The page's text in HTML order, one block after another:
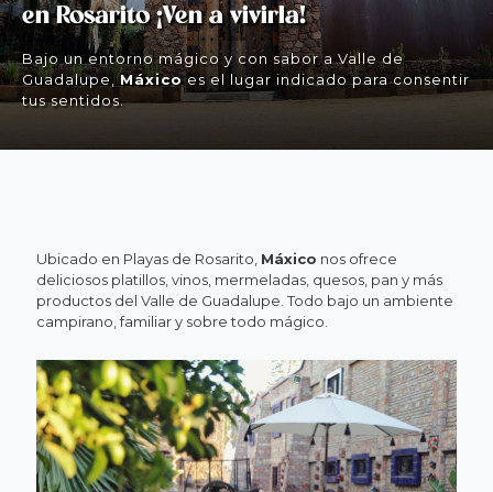
en Rosarito ¡Ven a vivirla!
Bajo un entorno mágico y con sabor a Valle de
Guadalupe,Máxicoes el lugar indicado para consentir
tus sentidos.
Ubicado en Playas de Rosarito, Máxico nos ofrece
deliciosos platillos, vinos, mermeladas, quesos, pan y más
productos del Valle de Guadalupe. Todo bajo un ambiente
campirano, familiar y sobre todo mágico.